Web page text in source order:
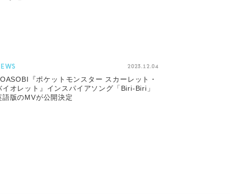
2023.12.04
『ポケットモンスター スカーレット・
イオレット』インスパイアソング「Biri-Biri」
語版のMVが公開決定